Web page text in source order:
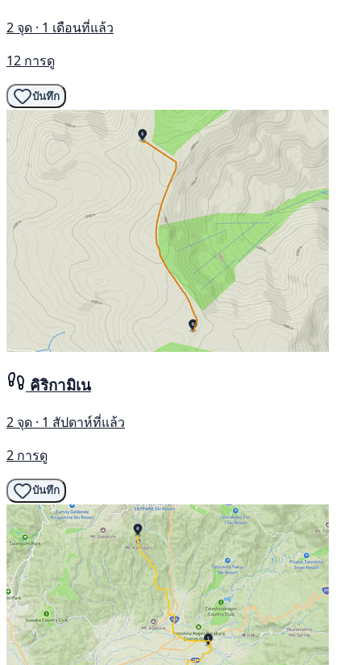
2 จุด · 1 เดือนที่แล้ว
12 การดู
บันทึก
คิริกามิเน
2 จุด · 1 สัปดาห์ที่แล้ว
2 การดู
บันทึก